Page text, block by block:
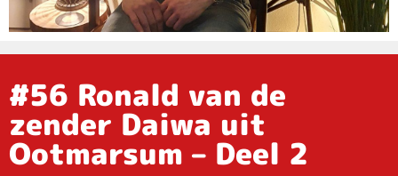
#56 Ronald van de
zender Daiwa uit
Ootmarsum – Deel 2